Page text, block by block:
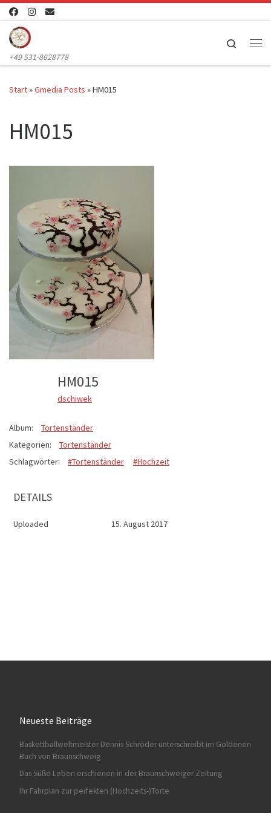
Zum Inhalt springen
+49 531-8628778
Search
Start»Gmedia Posts »HM015
HM015
HM015
dschiwek
Album:
Tortenständer
Kategorien:
Tortenständer
Schlagwörter:
#Tortenständer #Hochzeit
DETAILS
Uploaded 15. August 2017
Neueste Beiträge
Baskettballweltmeister Dennis Schröder unterschreibt im Goldenen
Buch von Braunschweig
Das Süße Leben erschienen in der Braunschweiger Zeitung
Ihr Fahrplan zur perfekten (Hochzeits-)Torte